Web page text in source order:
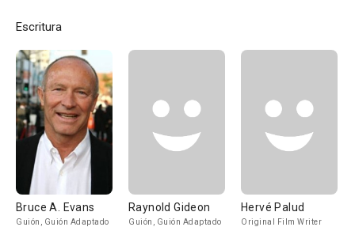
Escritura
Bruce A. Evans
Guión, Guión Adaptado
Raynold Gideon
Guión, Guión Adaptado
Hervé Palud
Original Film Writer